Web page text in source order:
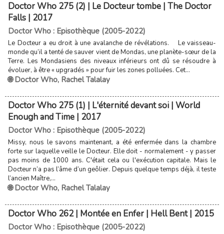
Doctor Who 275 (2) | Le Docteur tombe | The Doctor
Falls | 2017
Doctor Who : Episothèque (2005-2022)
Le Docteur a eu droit à une avalanche de révélations. Le vaisseau-
monde qu’il a tenté de sauver vient de Mondas, une planète-sœur de la
Terre. Les Mondasiens des niveaux inférieurs ont dû se résoudre à
évoluer, à être « upgradés » pour fuir les zones polluées. Cet...
🌐 Doctor Who, Rachel Talalay
Doctor Who 275 (1) | L'éternité devant soi | World
Enough and Time | 2017
Doctor Who : Episothèque (2005-2022)
Missy, nous le savons maintenant, a été enfermée dans la chambre
forte sur laquelle veille le Docteur. Elle doit - normalement - y passer
pas moins de 1000 ans. C'était cela ou l'exécution capitale. Mais le
Docteur n’a pas l’âme d’un geôlier. Depuis quelque temps déjà, il teste
l’ancien Maître,...
🌐 Doctor Who, Rachel Talalay
Doctor Who 262 | Montée en Enfer | Hell Bent | 2015
Doctor Who : Episothèque (2005-2022)